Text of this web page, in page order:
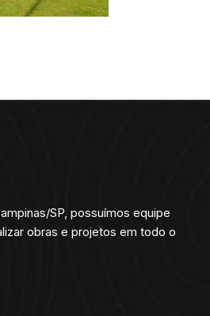
SP, possuímos equipe
obras e projetos em todo o